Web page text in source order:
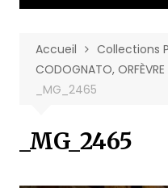
Accueil
Collections
CODOGNATO, ORFÈVRE
_MG_2465
_MG_2465